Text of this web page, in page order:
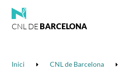
CNL DE BARCELONA
Inici CNL de Barcelona